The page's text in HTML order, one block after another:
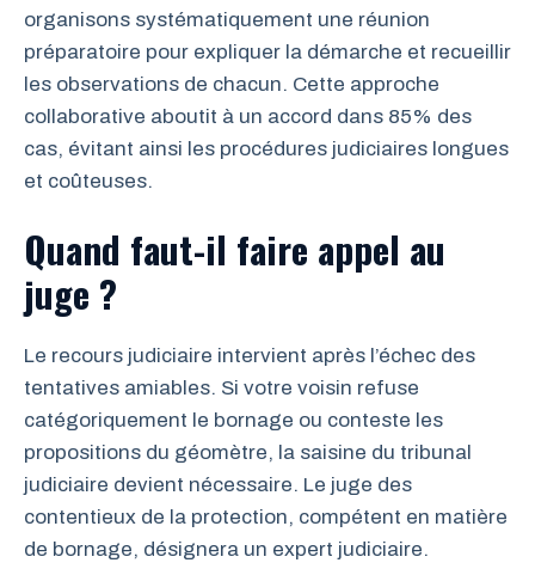
organisons systématiquement une réunion
préparatoire pour expliquer la démarche et recueillir
les observations de chacun. Cette approche
collaborative aboutit à un accord dans 85% des
cas, évitant ainsi les procédures judiciaires longues
et coûteuses.
Quand faut-il faire appel au
juge ?
Le recours judiciaire intervient après l’échec des
tentatives amiables. Si votre voisin refuse
catégoriquement le bornage ou conteste les
propositions du géomètre, la saisine du tribunal
judiciaire devient nécessaire. Le juge des
contentieux de la protection, compétent en matière
de bornage, désignera un expert judiciaire.